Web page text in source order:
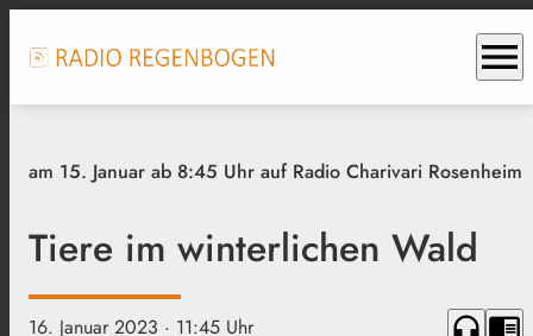
menu
am 15. Januar ab 8:45 Uhr auf Radio Charivari Rosenheim
Tiere im winterlichen Wald
16. Januar 2023 · 11:45 Uhr headphones chrome_reader_mode